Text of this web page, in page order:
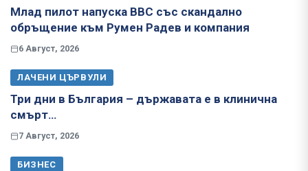
Млад пилот напуска ВВС със скандално
обръщение към Румен Радев и компания
6 Август, 2026
ЛАЧЕНИ ЦЪРВУЛИ
Три дни в България – държавата е в клинична
смърт…
7 Август, 2026
БИЗНЕС